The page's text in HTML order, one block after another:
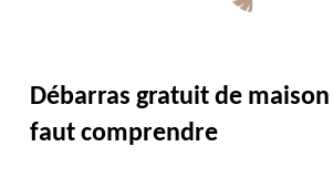
Débarras gratuit de maison
faut comprendre